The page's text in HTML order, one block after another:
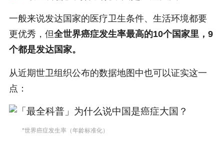
一般来说发达国家的医疗卫生条件、生活环境都要
更优秀，但全世界癌症发生率最高的10个国家里，9
个都是发达国家。
从近期世卫组织公布的数据地图中也可以证实这一
点：
*世界癌症发生率（年龄标准化）